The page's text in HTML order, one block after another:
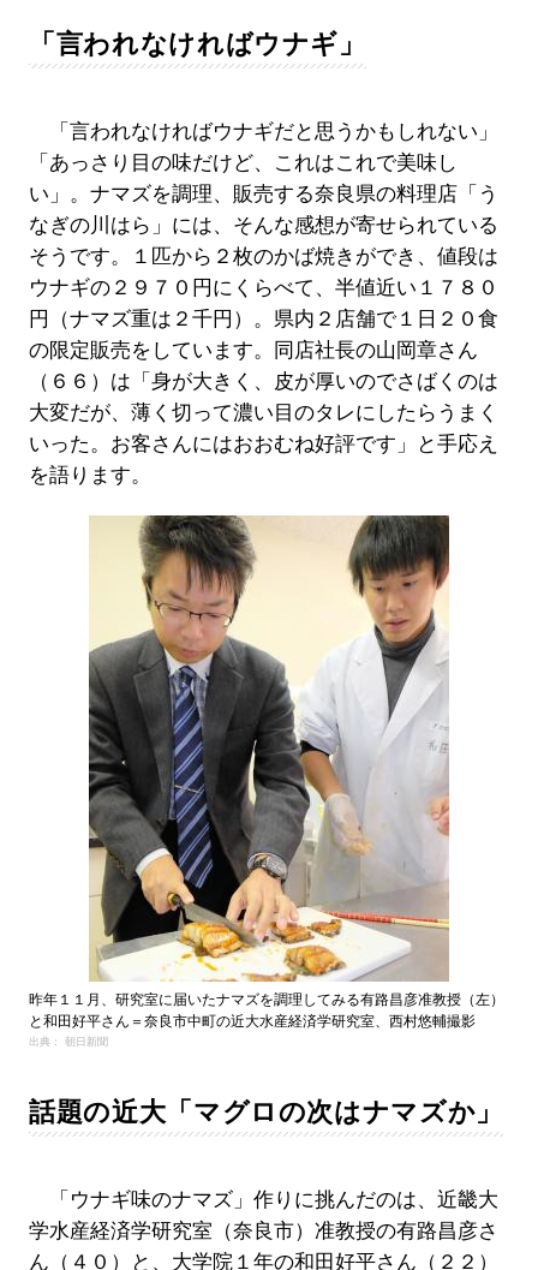
「言われなければウナギ」
「言われなければウナギだと思うかもしれない」
「あっさり目の味だけど、これはこれで美味し
い」。ナマズを調理、販売する奈良県の料理店「う
なぎの川はら」には、そんな感想が寄せられている
そうです。１匹から２枚のかば焼きができ、値段は
ウナギの２９７０円にくらべて、半値近い１７８０
円（ナマズ重は２千円）。県内２店舗で１日２０食
の限定販売をしています。同店社長の山岡章さん
（６６）は「身が大きく、皮が厚いのでさばくのは
大変だが、薄く切って濃い目のタレにしたらうまく
いった。お客さんにはおおむね好評です」と手応え
を語ります。
昨年１１月、研究室に届いたナマズを調理してみる有路昌彦准教授（左）
と和田好平さん＝奈良市中町の近大水産経済学研究室、西村悠輔撮影
出典： 朝日新聞
話題の近大「マグロの次はナマズか」
「ウナギ味のナマズ」作りに挑んだのは、近畿大
学水産経済学研究室（奈良市）准教授の有路昌彦さ
ん（４０）と、大学院１年の和田好平さん（２２）